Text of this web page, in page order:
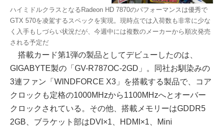
ハイミドルクラスとなるRadeon HD 7870のパフォーマンスは優秀で
GTX 570を凌駕するスペックを実現。現時点では入荷数も非常に少な
く入手もしづらい状況だが、今週中には複数のメーカーから順次発売
される予定だ
搭載カード第1弾の製品としてデビューしたのは、
GIGABYTE製の「GV-R787OC-2GD」。同社お馴染みの
3連ファン「WINDFORCE X3」を搭載する製品で、コア
クロックも定格の1000MHzから1100MHzへとオーバー
クロックされている。その他、搭載メモリーはGDDR5
2GB、ブラケット部はDVI×1、HDMI×1、Mini